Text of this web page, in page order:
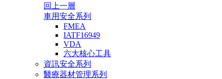
回上一層
車用安全系列
FMEA
IATF16949
VDA
六大核心工具
資訊安全系列
醫療器材管理系列